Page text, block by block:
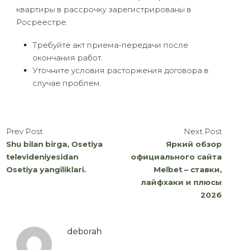
квартиры в рассрочку зарегистрированы в
Росреестре.
Требуйте акт приема-передачи после
окончания работ.
Уточните условия расторжения договора в
случае проблем.
Prev Post
Shu bilan birga, Osetiya
televideniyesidan
Osetiya yangiliklari.
Next Post
Яркий обзор
официального сайта
Melbet – ставки,
лайфхаки и плюсы
2026
deborah